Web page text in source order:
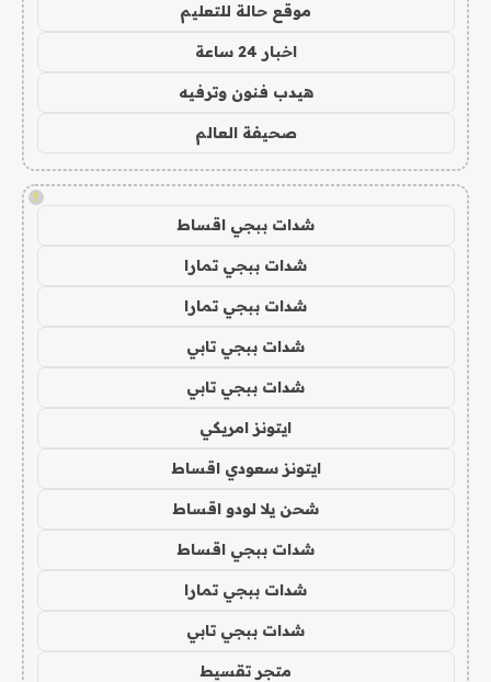
موقع حالة للتعليم
اخبار 24 ساعة
هيدب فنون وترفيه
صحيفة العالم
!
شدات ببجي اقساط
شدات ببجي تمارا
شدات ببجي تمارا
شدات ببجي تابي
شدات ببجي تابي
ايتونز امريكي
ايتونز سعودي اقساط
شحن يلا لودو اقساط
شدات ببجي اقساط
شدات ببجي تمارا
شدات ببجي تابي
متجر تقسيط